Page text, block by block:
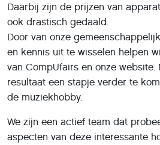
Daarbij zijn de prijzen van
ook drastisch gedaald.
Door van onze
en kennis uit te wisselen helpen
van CompUfairs en onze website.
resultaat een stapje verder te
de muziekhobby.
We zijn een actief team dat
aspecten van deze interessante